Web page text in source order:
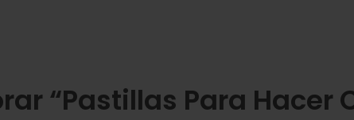
“Pastillas Para Hacer